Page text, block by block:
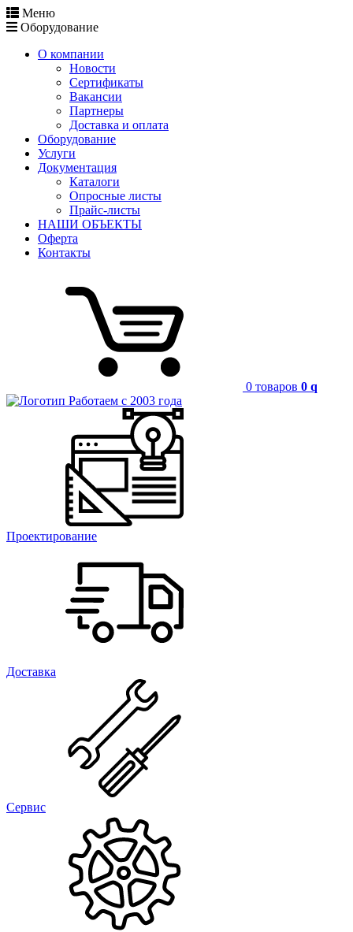
Меню
Оборудование
О компании
Новости
Сертификаты
Вакансии
Партнеры
Доставка и оплата
Оборудование
Услуги
Документация
Каталоги
Опросные листы
Прайс-листы
НАШИ ОБЪЕКТЫ
Оферта
Контакты
0 товаров 0 q
Работаем с 2003 года
Проектирование
Доставка
Сервис